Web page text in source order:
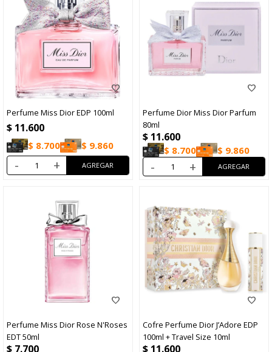
Perfume Miss Dior EDP 100ml
$ 11.600
$ 8.700 $ 9.860
- +
Perfume Dior Miss Dior Parfum
80ml
$ 11.600
$ 8.700 $ 9.860
- +
Perfume Miss Dior Rose N'Roses
EDT 50ml
$ 7.700
Cofre Perfume Dior J’Adore EDP
100ml + Travel Size 10ml
$ 11.600